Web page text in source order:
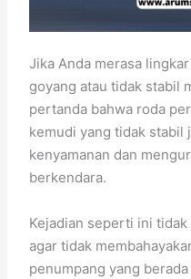
Jika Anda merasa
goyang atau tidak stabil
pertanda bahwa roda
kemudi yang tidak stabil
kenyamanan dan
berkendara.
Kejadian seperti ini
agar tidak
penumpang yang